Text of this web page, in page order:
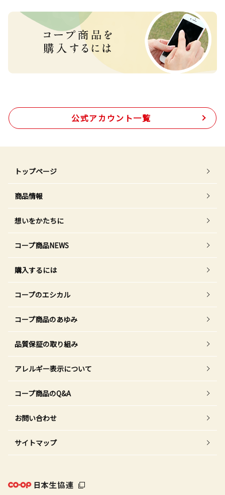
公式アカウント一覧
トップページ
商品情報
想いをかたちに
コープ商品NEWS
購入するには
コープのエシカル
コープ商品のあゆみ
品質保証の取り組み
アレルギー表示について
コープ商品のQ&A
お問い合わせ
サイトマップ